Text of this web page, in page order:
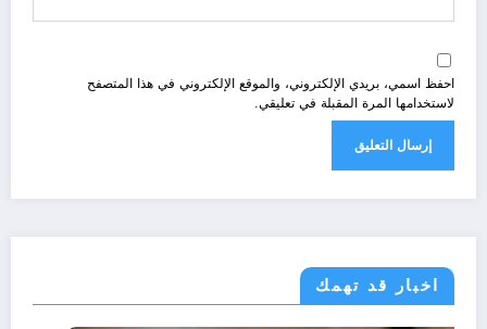
احفظ اسمي، بريدي الإلكتروني، والموقع الإلكتروني في هذا المتصفح
لاستخدامها المرة المقبلة في تعليقي.
اخبار قد تهمك